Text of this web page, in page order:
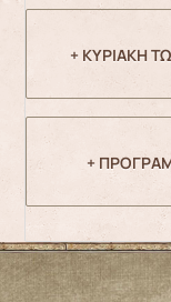
+ ΚΥΡΙΑΚΗ
+